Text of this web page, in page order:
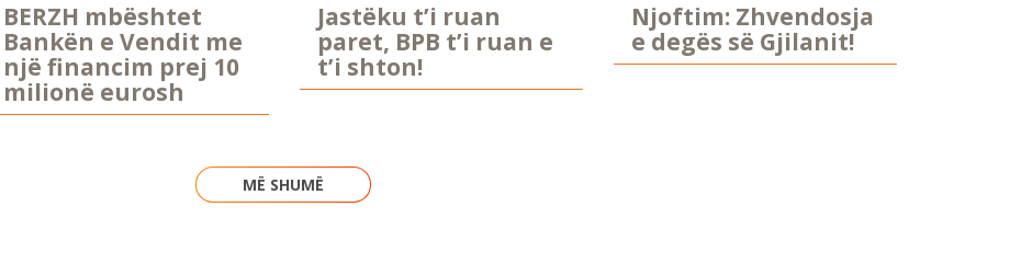
BERZH mbështet
Bankën e Vendit me
një financim prej 10
milionë eurosh
Jastëku t’i ruan
paret, BPB t’i ruan e
t’i shton!
Njoftim: Zhvendosja
e degës së Gjilanit!
MË SHUMË